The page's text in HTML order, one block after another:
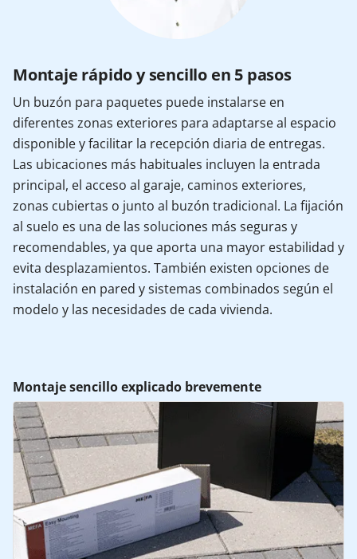
Montaje rápido y sencillo en 5 pasos
Un buzón para paquetes puede instalarse en
diferentes zonas exteriores para adaptarse al espacio
disponible y facilitar la recepción diaria de entregas.
Las ubicaciones más habituales incluyen la entrada
principal, el acceso al garaje, caminos exteriores,
zonas cubiertas o junto al buzón tradicional. La fijación
al suelo es una de las soluciones más seguras y
recomendables, ya que aporta una mayor estabilidad y
evita desplazamientos. También existen opciones de
instalación en pared y sistemas combinados según el
modelo y las necesidades de cada vivienda.
Montaje sencillo explicado brevemente